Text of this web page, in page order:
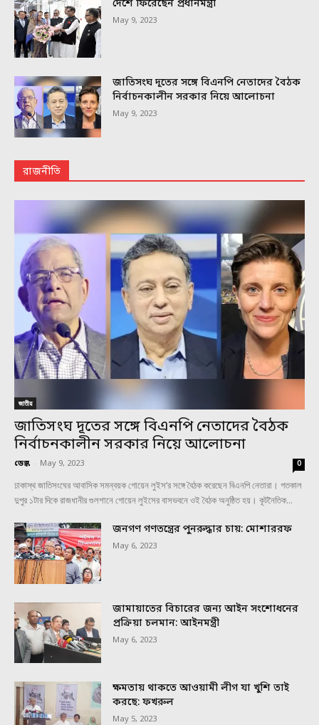
দেশে ফিরেছেন প্রধানমন্ত্রী
May 9, 2023
জাতিসংঘ দূতের সঙ্গে বিএনপি নেতাদের বৈঠক
নির্বাচনকালীন সরকার নিয়ে আলোচনা
May 9, 2023
রাজনীতি
জাতীয়
জাতিসংঘ দূতের সঙ্গে বিএনপি নেতাদের বৈঠক
নির্বাচনকালীন সরকার নিয়ে আলোচনা
ডেস্ক - May 9, 2023 0
ঢাকাস্থ জাতিসংঘের আবাসিক সমন্বয়ক গোয়েন লুইস’র সঙ্গে বৈঠক করেছেন বিএনপি নেতারা। গতকাল
দুপুর ১টার দিকে রাজধানীর গুলশানে গোয়েন লুইসের বাসভবনে ওই বৈঠক অনুষ্ঠিত হয়। কূটনৈতিক...
জনগণ গণতন্ত্রের পুনরুদ্ধার চায়: মোশাররফ
May 6, 2023
জামায়াতের বিচারের জন্য আইন সংশোধনের
প্রক্রিয়া চলমান: আইনমন্ত্রী
May 6, 2023
ক্ষমতায় থাকতে আওয়ামী লীগ যা খুশি তাই
করছে: ফখরুল
May 5, 2023